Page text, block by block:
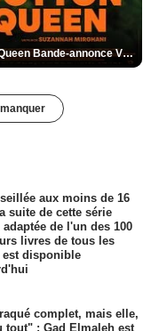
Cotton Queen Bande-annonce VO STFR
aux moins de 16
suite de cette série
adaptée de l'un des 100
livres de tous les
est disponible
complet, mais elle,
tout" : Gad Elmaleh est